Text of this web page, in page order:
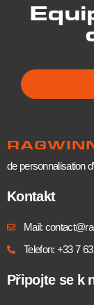
de personnalisation
Kontakt
Mail:
Telefon: +33 7
Připojte se k